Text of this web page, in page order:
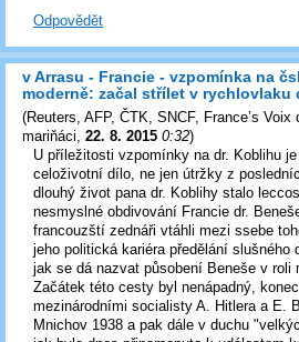
Odpovědět
v Arrasu - Francie - vzpomínka na
moderně: začal střílet v rychlovlaku
(Reuters, AFP, ČTK, SNCF, France’s
mariňáci, 22. 8. 2015 0:32)
U příležitosti vzpomínky na dr. Koblihu
celoživotní dílo, ne jen útržky z
dlouhý život pana dr. Koblihy stalo
nesmyslné obdivování Francie dr.
francouzští zednáři vtáhli mezi ssebe
jeho politická kariéra předělání slušného
jak se dá nazvat působení Beneše v roli
Začátek této cesty byl nenápadný,
mezinárodními socialisty A. Hitlera a E.
Mnichov 1938 a pak dále v duchu